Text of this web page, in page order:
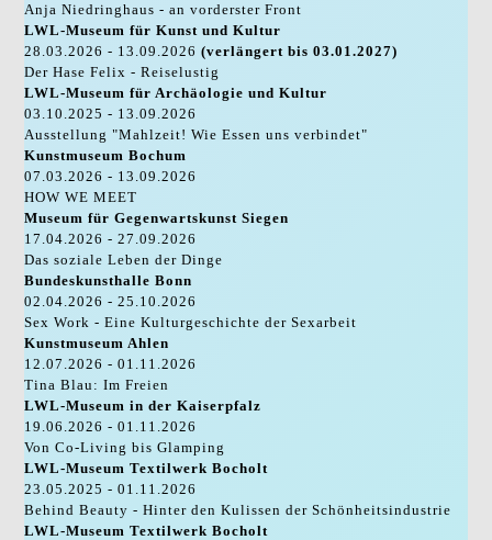
Anja Niedringhaus - an vorderster Front
LWL-Museum für Kunst und Kultur
28.03.2026 - 13.09.2026(verlängert bis 03.01.2027)
Der Hase Felix - Reiselustig
LWL-Museum für Archäologie und Kultur
03.10.2025 - 13.09.2026
Ausstellung "Mahlzeit! Wie Essen uns verbindet"
Kunstmuseum Bochum
07.03.2026 - 13.09.2026
HOW WE MEET
Museum für Gegenwartskunst Siegen
17.04.2026 - 27.09.2026
Das soziale Leben der Dinge
Bundeskunsthalle Bonn
02.04.2026 - 25.10.2026
Sex Work - Eine Kulturgeschichte der Sexarbeit
Kunstmuseum Ahlen
12.07.2026 - 01.11.2026
Tina Blau: Im Freien
LWL-Museum in der Kaiserpfalz
19.06.2026 - 01.11.2026
Von Co-Living bis Glamping
LWL-Museum Textilwerk Bocholt
23.05.2025 - 01.11.2026
Behind Beauty - Hinter den Kulissen der Schönheitsindustrie
LWL-Museum Textilwerk Bocholt